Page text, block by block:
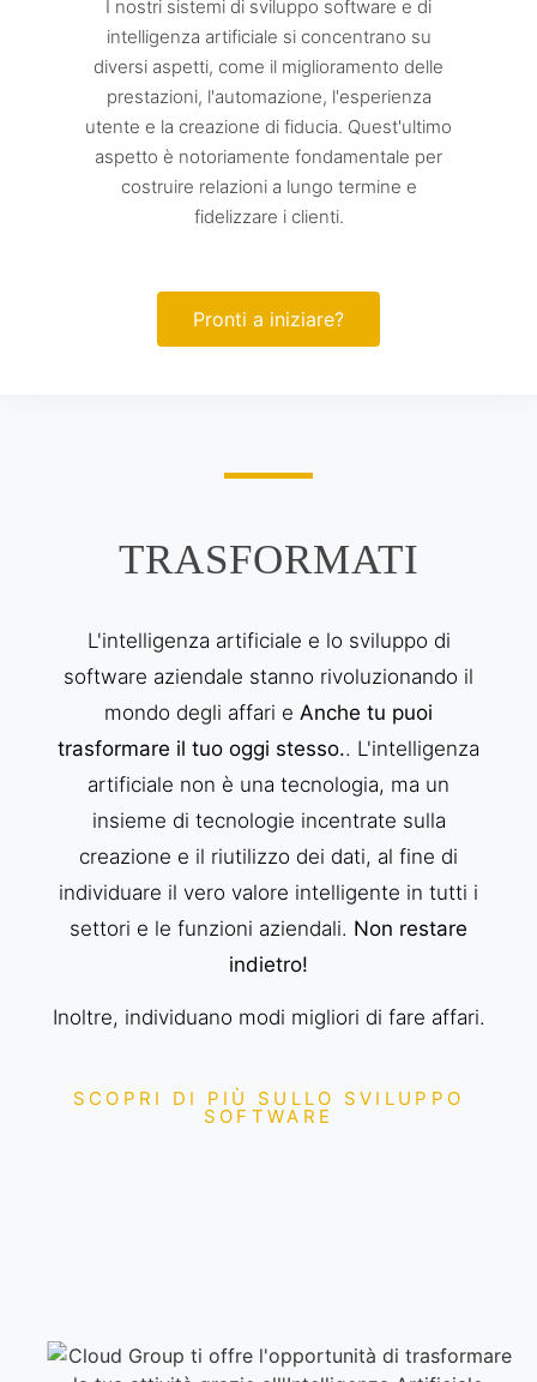
I nostri sistemi di sviluppo software e di
intelligenza artificiale si concentrano su
diversi aspetti, come il miglioramento delle
prestazioni, l'automazione, l'esperienza
utente e la creazione di fiducia. Quest'ultimo
aspetto è notoriamente fondamentale per
costruire relazioni a lungo termine e
fidelizzare i clienti.
Pronti a iniziare?
TRASFORMATI
L'intelligenza artificiale e lo sviluppo di
software aziendale stanno rivoluzionando il
mondo degli affari e Anche tu puoi
trasformare il tuo oggi stesso.. L'intelligenza
artificiale non è una tecnologia, ma un
insieme di tecnologie incentrate sulla
creazione e il riutilizzo dei dati, al fine di
individuare il vero valore intelligente in tutti i
settori e le funzioni aziendali. Non restare
indietro!
Inoltre, individuano modi migliori di fare affari.
SCOPRI DI PIÙ SULLO SVILUPPO
SOFTWARE